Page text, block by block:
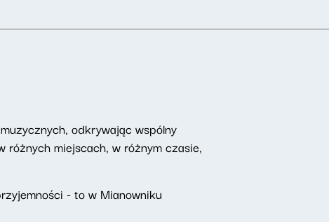
odkrywając wspólny
różnych miejscach, w różnym czasie,
- to w Mianowniku